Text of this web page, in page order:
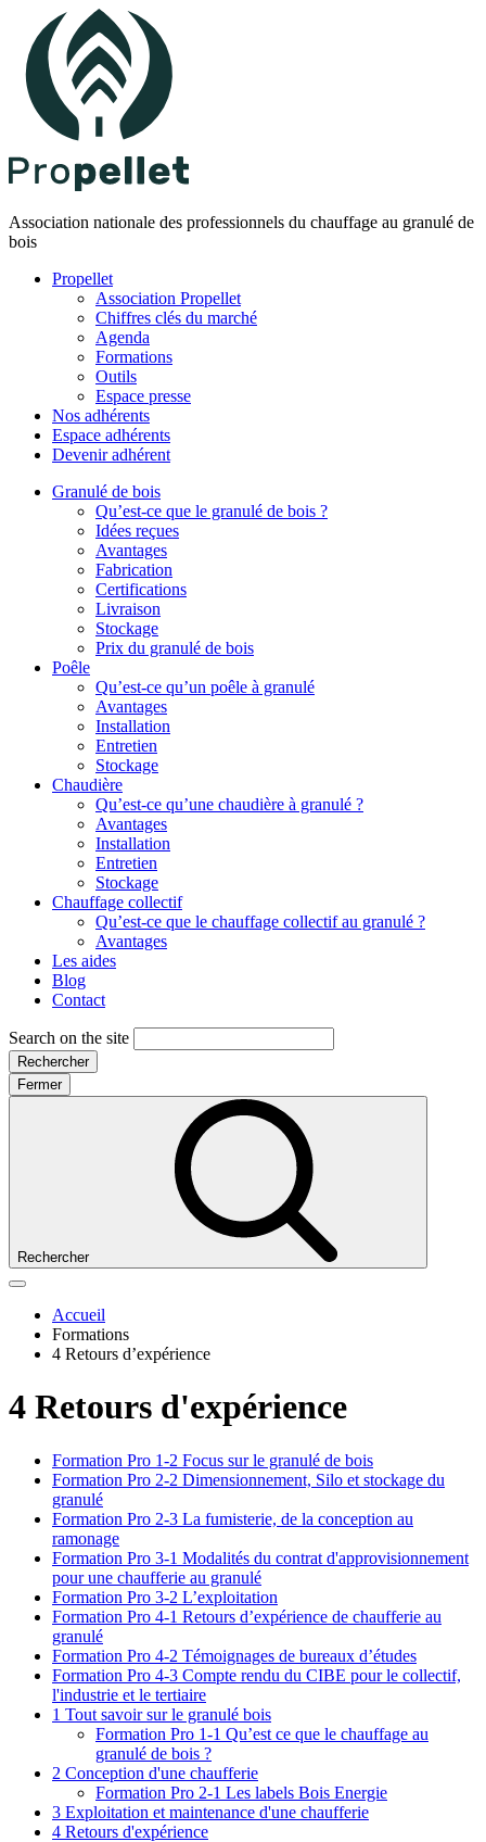
Association nationale des professionnels du chauffage au granulé de
bois
Propellet
Association Propellet
Chiffres clés du marché
Agenda
Formations
Outils
Espace presse
Nos adhérents
Espace adhérents
Devenir adhérent
Granulé de bois
Qu’est-ce que le granulé de bois ?
Idées reçues
Avantages
Fabrication
Certifications
Livraison
Stockage
Prix du granulé de bois
Poêle
Qu’est-ce qu’un poêle à granulé
Avantages
Installation
Entretien
Stockage
Chaudière
Qu’est-ce qu’une chaudière à granulé ?
Avantages
Installation
Entretien
Stockage
Chauffage collectif
Qu’est-ce que le chauffage collectif au granulé ?
Avantages
Les aides
Blog
Contact
Search on the site
Rechercher
Fermer
Rechercher
Accueil
Formations
4 Retours d’expérience
4 Retours d'expérience
Formation Pro 1-2 Focus sur le granulé de bois
Formation Pro 2-2 Dimensionnement, Silo et stockage du
granulé
Formation Pro 2-3 La fumisterie, de la conception au
ramonage
Formation Pro 3-1 Modalités du contrat d'approvisionnement
pour une chaufferie au granulé
Formation Pro 3-2 L’exploitation
Formation Pro 4-1 Retours d’expérience de chaufferie au
granulé
Formation Pro 4-2 Témoignages de bureaux d’études
Formation Pro 4-3 Compte rendu du CIBE pour le collectif,
l'industrie et le tertiaire
1 Tout savoir sur le granulé bois
Formation Pro 1-1 Qu’est ce que le chauffage au
granulé de bois ?
2 Conception d'une chaufferie
Formation Pro 2-1 Les labels Bois Energie
3 Exploitation et maintenance d'une chaufferie
4 Retours d'expérience